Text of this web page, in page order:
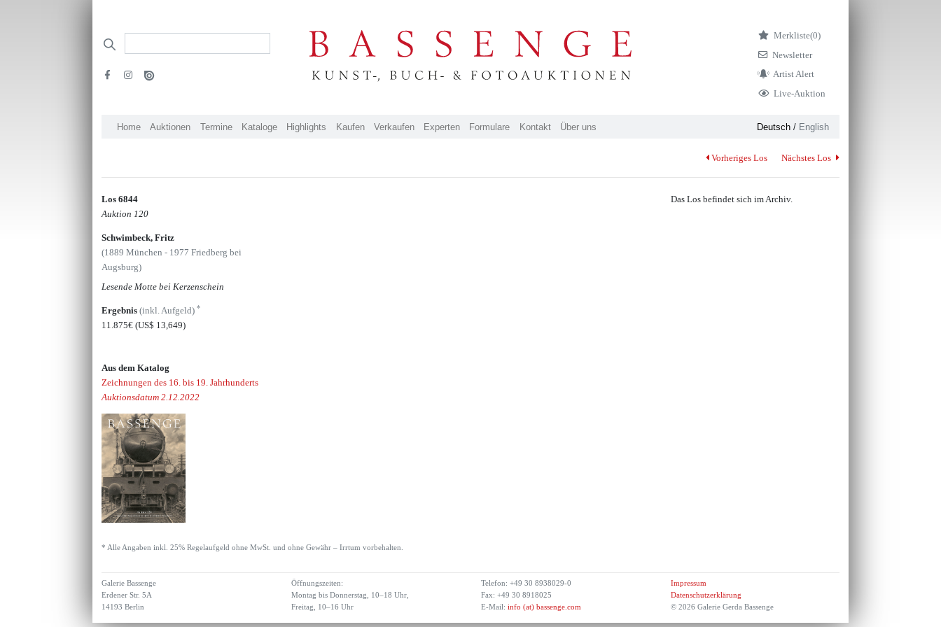
Merkliste(0)
Newsletter
Artist Alert
Live-Auktion
Home Auktionen Termine Kataloge Highlights Kaufen Verkaufen Experten Formulare Kontakt Über uns Deutsch/ English
Vorheriges Los Nächstes Los
Los 6844
Auktion 120
Schwimbeck, Fritz
(1889 München - 1977 Friedberg bei
Augsburg)
Lesende Motte bei Kerzenschein
Ergebnis(inkl. Aufgeld)*
11.875€(US$ 13,649)
Aus dem Katalog
Zeichnungen des 16. bis 19. Jahrhunderts
Auktionsdatum 2.12.2022
Das Los befindet sich im Archiv.
* Alle Angaben inkl. 25% Regelaufgeld ohne MwSt. und ohne Gewähr – Irrtum vorbehalten.
Galerie Bassenge
Erdener Str. 5A
14193 Berlin
Öffnungszeiten:
Montag bis Donnerstag, 10–18 Uhr,
Freitag, 10–16 Uhr
Telefon: +49 30 8938029-0
Fax: +49 30 8918025
E-Mail: info (at) bassenge.com
Impressum
Datenschutzerklärung
© 2026 Galerie Gerda Bassenge